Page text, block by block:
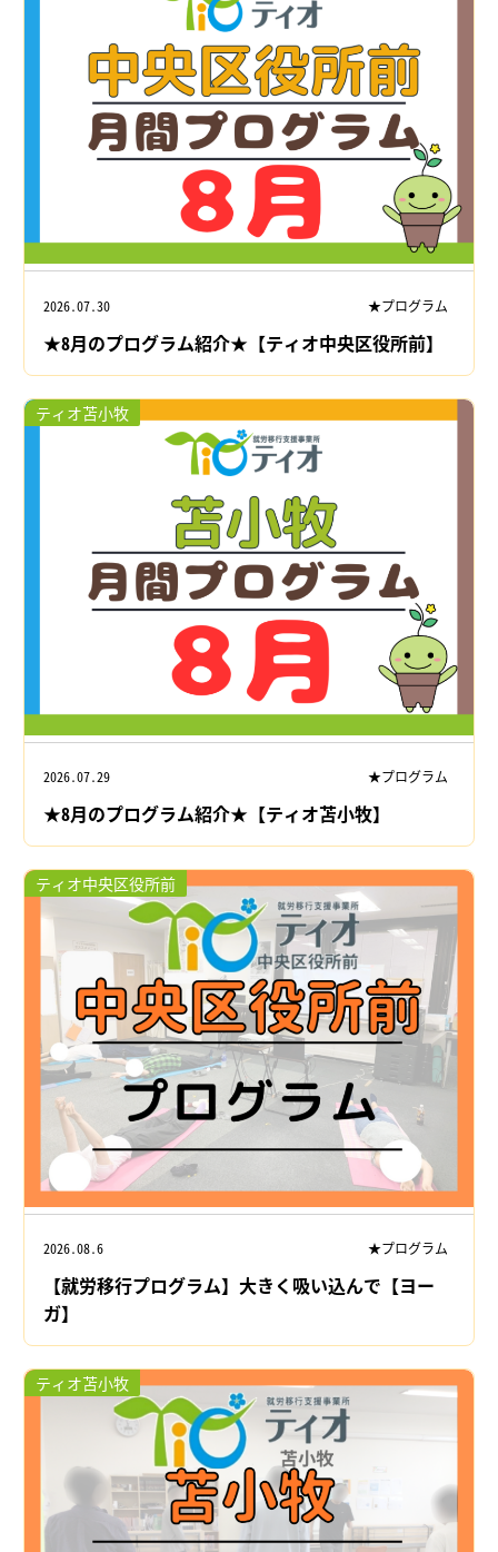
2026.07.30 ★プログラム
★8月のプログラム紹介★【ティオ中央区役所前】
ティオ苫小牧
2026.07.29 ★プログラム
★8月のプログラム紹介★【ティオ苫小牧】
ティオ中央区役所前
2026.08.6 ★プログラム
【就労移行プログラム】大きく吸い込んで【ヨー
ガ】
ティオ苫小牧